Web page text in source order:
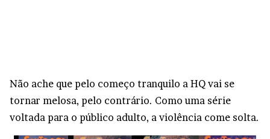
Não ache que pelo começo tranquilo a HQ vai se
tornar melosa, pelo contrário. Como uma série
voltada para o público adulto, a violência come solta.